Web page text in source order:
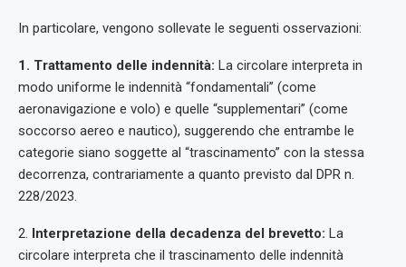
In particolare, vengono sollevate le seguenti osservazioni:
1. Trattamento delle indennità: La circolare interpreta in
modo uniforme le indennità “fondamentali” (come
aeronavigazione e volo) e quelle “supplementari” (come
soccorso aereo e nautico), suggerendo che entrambe le
categorie siano soggette al “trascinamento” con la stessa
decorrenza, contrariamente a quanto previsto dal DPR n.
228/2023.
2. Interpretazione della decadenza del brevetto: La
circolare interpreta che il trascinamento delle indennità